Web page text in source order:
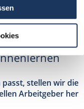
suchen
stellen wir die
Arbeitgeber her